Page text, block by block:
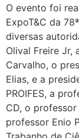
O evento foi
ExpoT&C da
diversas
Olival Freire Jr,
Carvalho, o
Elias, e a
PROIFES, a
CD, o
professor Enio